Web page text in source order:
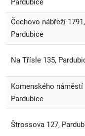
Čechovo nábřeží 1791,
Pardubice
Na Třísle 135,
Komenského náměstí
Pardubice
Štrossova 127,